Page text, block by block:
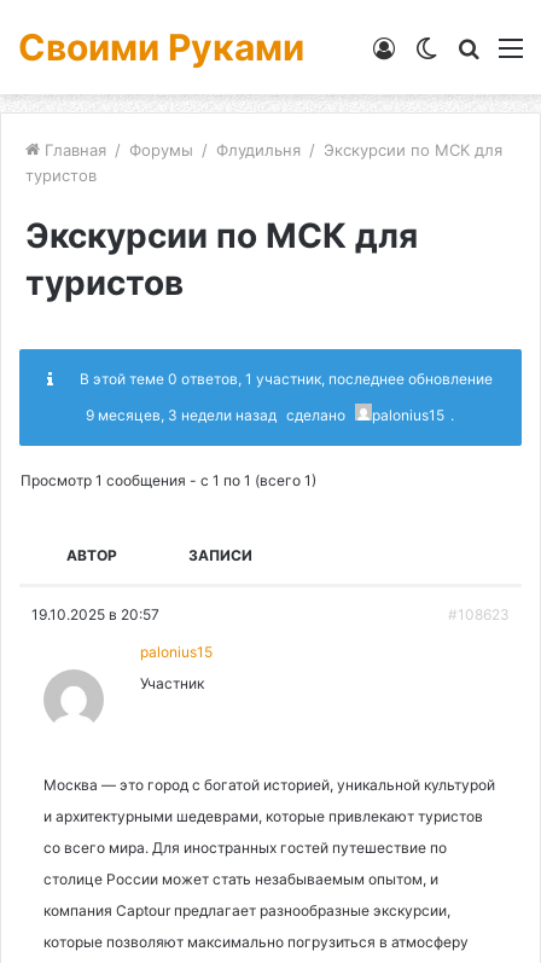
Своими Руками
Switch
Войти
Главная / Форумы / Флудильня / Экскурсии по МСК для
туристов
Экскурсии по МСК для
туристов
В этой теме 0 ответов, 1 участник, последнее обновление
9 месяцев, 3 недели назад сделано palonius15 .
Просмотр 1 сообщения - с 1 по 1 (всего 1)
АВТОР ЗАПИСИ
19.10.2025 в 20:57 #108623
palonius15
Участник
Москва — это город с богатой историей, уникальной культурой
и архитектурными шедеврами, которые привлекают туристов
со всего мира. Для иностранных гостей путешествие по
столице России может стать незабываемым опытом, и
компания Captour предлагает разнообразные экскурсии,
которые позволяют максимально погрузиться в атмосферу